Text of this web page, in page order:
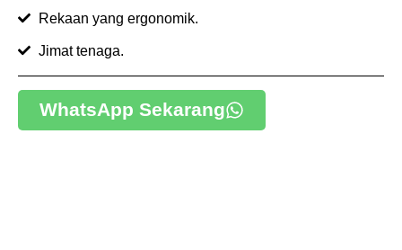
Rekaan yang ergonomik.
Jimat tenaga.
WhatsApp Sekarang